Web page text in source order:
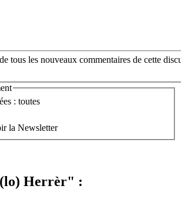
tous les nouveaux commentaires de cette
: toutes
la Newsletter
Herrèr" :